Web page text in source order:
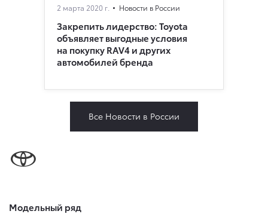
2 марта 2020 г. Новости в России
Закрепить лидерство: Toyota
объявляет выгодные условия
на покупку RAV4 и других
автомобилей бренда
Все Новости в России
Модельный ряд